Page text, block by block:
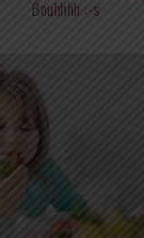
Bouhhhh :-s